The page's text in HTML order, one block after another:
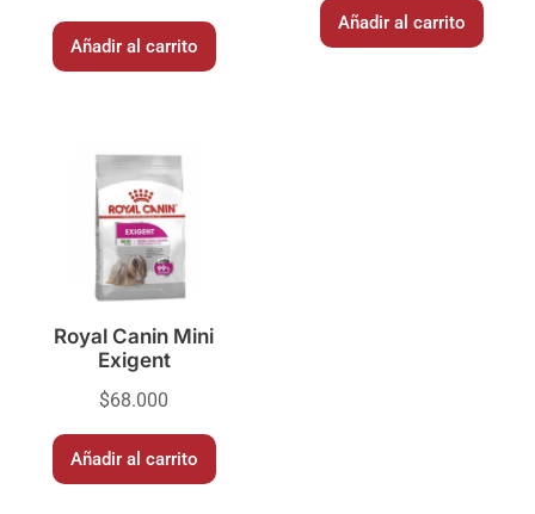
Añadir al carrito
Añadir al carrito
Royal Canin Mini
Exigent
$68.000
Añadir al carrito